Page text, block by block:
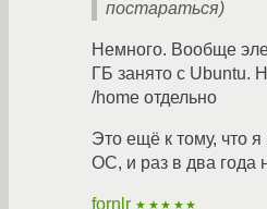
постараться)
Немного. Вообще
ГБ занято с Ubuntu.
/home отдельно
Это ещё к тому, что
ОС, и раз в два года
fornlr ★★★★★